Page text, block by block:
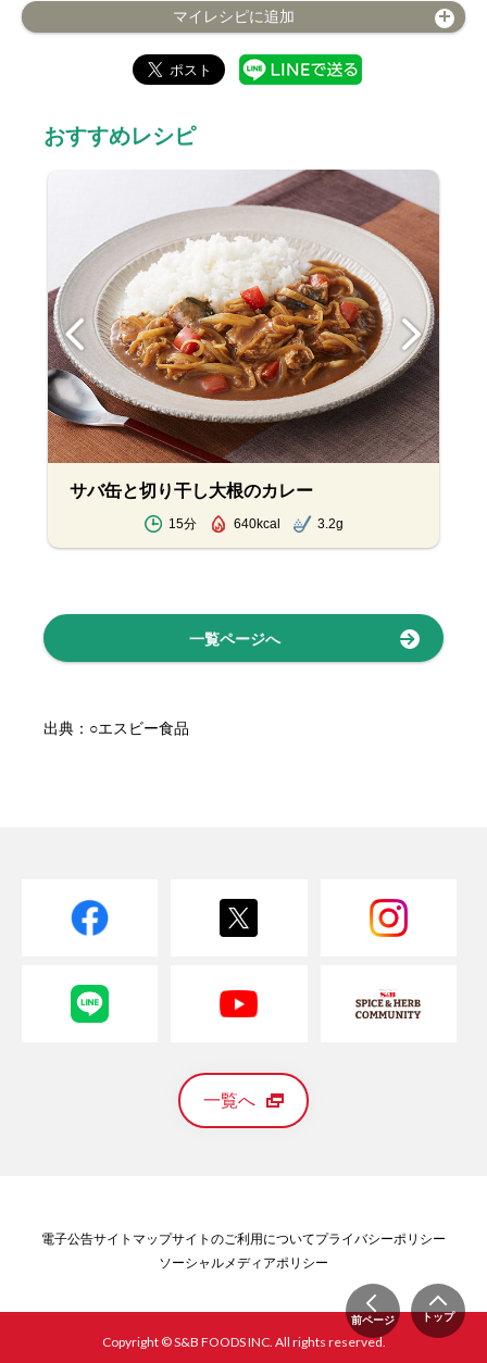
マイレシピに追加
おすすめレシピ
サバ缶と切り干し大根のカレー
15分 640kcal 3.2g
一覧ページへ
出典：○エスビー食品
前ページ トップ
一覧へ
電子公告サイトマップサイトのご利用についてプライバシーポリシー
ソーシャルメディアポリシー
Copyright © S&B FOODS INC. All rights reserved.